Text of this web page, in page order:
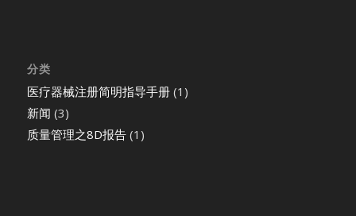
分类
医疗器械注册简明指导手册(1)
新闻 (3)
质量管理之8D报告(1)